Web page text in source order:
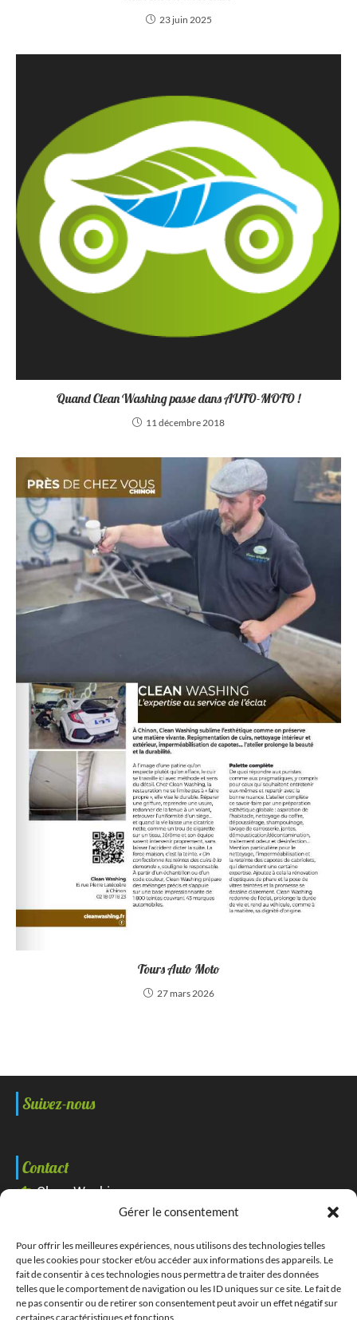
Gérer le consentement
Pour offrir les meilleures expériences, nous utilisons des technologies telles
que les cookies pour stocker et/ou accéder aux informations des appareils. Le
fait de consentir à ces technologies nous permettra de traiter des données
telles que le comportement de navigation ou les ID uniques sur ce site. Le fait de
ne pas consentir ou de retirer son consentement peut avoir un effet négatif sur
certaines caractéristiques et fonctions.
23 juin 2025
Quand Clean Washing passe dans AUTO-MOTO !
11 décembre 2018
Tours Auto Moto
27 mars 2026
Suivez-nous
Contact
Clean Washing
15 rue Pierre Latécoère Parc d'activités Plaine des
vaux N°2 37500 Chinon
02 18 07 18 23
Réalisation